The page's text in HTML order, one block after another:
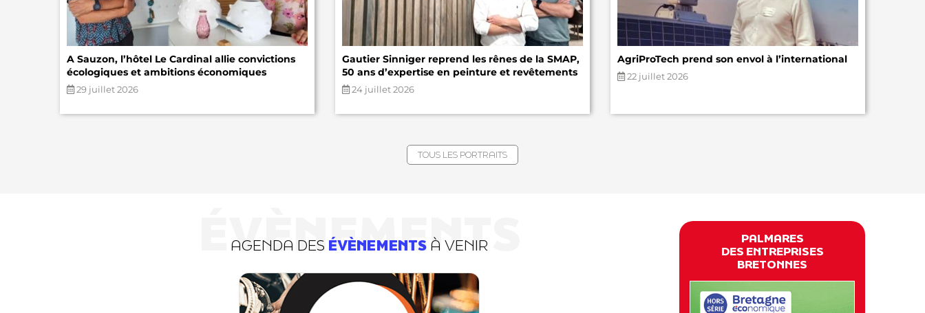
A Sauzon, l’hôtel Le Cardinal allie convictions
écologiques et ambitions économiques
29 juillet 2026
Gautier Sinniger reprend les rênes de la SMAP,
50 ans d’expertise en peinture et revêtements
24 juillet 2026
AgriProTech prend son envol à l’international
22 juillet 2026
TOUS LES PORTRAITS
ÉVÈNEMENTS
AGENDA DES ÉVÈNEMENTS À VENIR
PALMARES
DES ENTREPRISES
BRETONNES